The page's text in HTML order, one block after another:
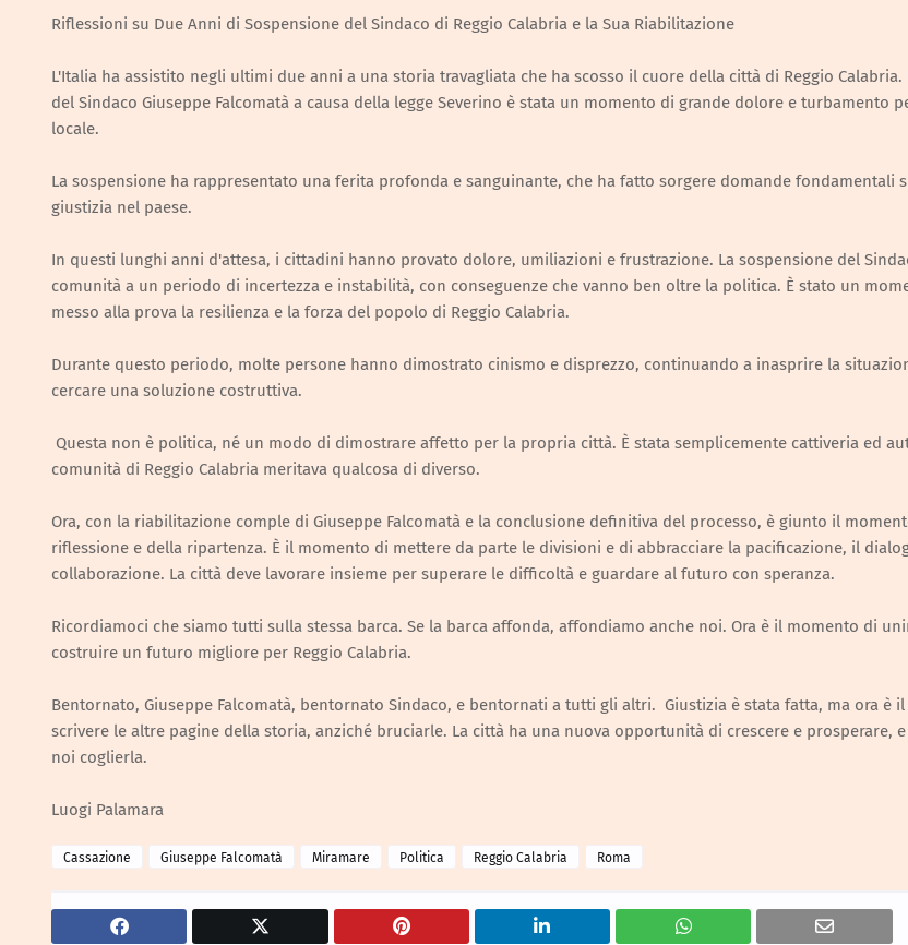
Riflessioni su Due Anni di Sospensione del Sindaco di Reggio Calabria e la Sua Riabilitazione
L'Italia ha assistito negli ultimi due anni a una storia travagliata che ha scosso il cuore della città di Reggio Calabria.
del Sindaco Giuseppe Falcomatà a causa della legge Severino è stata un momento di grande dolore e turbamento
locale.
La sospensione ha rappresentato una ferita profonda e sanguinante, che ha fatto sorgere domande fondamentali
giustizia nel paese.
In questi lunghi anni d'attesa, i cittadini hanno provato dolore, umiliazioni e frustrazione. La sospensione del
comunità a un periodo di incertezza e instabilità, con conseguenze che vanno ben oltre la politica. È stato un
messo alla prova la resilienza e la forza del popolo di Reggio Calabria.
Durante questo periodo, molte persone hanno dimostrato cinismo e disprezzo, continuando a inasprire la
cercare una soluzione costruttiva.
Questa non è politica, né un modo di dimostrare affetto per la propria città. È stata semplicemente cattiveria ed
comunità di Reggio Calabria meritava qualcosa di diverso.
Ora, con la riabilitazione comple di Giuseppe Falcomatà e la conclusione definitiva del processo, è giunto il
riflessione e della ripartenza. È il momento di mettere da parte le divisioni e di abbracciare la pacificazione, il
collaborazione. La città deve lavorare insieme per superare le difficoltà e guardare al futuro con speranza.
Ricordiamoci che siamo tutti sulla stessa barca. Se la barca affonda, affondiamo anche noi. Ora è il momento di
costruire un futuro migliore per Reggio Calabria.
Bentornato, Giuseppe Falcomatà, bentornato Sindaco, e bentornati a tutti gli altri. Giustizia è stata fatta, ma ora è
scrivere le altre pagine della storia, anziché bruciarle. La città ha una nuova opportunità di crescere e prosperare,
noi coglierla.
Luogi Palamara
Cassazione Giuseppe Falcomatà Miramare Politica Reggio Calabria Roma